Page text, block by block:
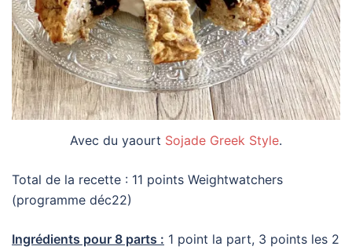
Avec du yaourt Sojade Greek Style.
Total de la recette : 11 points Weightwatchers
(programme déc22)
Ingrédients pour 8 parts : 1 point la part, 3 points les 2